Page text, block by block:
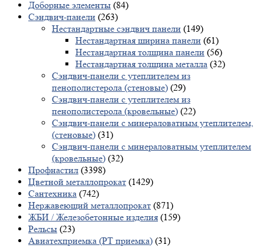
Доборные элементы (84)
Сэндвич-панели (263)
Нестандартные сэндвич панели (149)
Нестандартная ширина панели (61)
Нестандартная толщина панели (56)
Нестандартная толщина металла (32)
Сэндвич-панели с утеплителем из
пенополистерола (стеновые) (29)
Сэндвич-панели с утеплителем из
пенополистерола (кровельные) (22)
Сэндвич-панели с минераловатным утеплителем,
(стеновые) (31)
Сэндвич-панели с минераловатным утеплителем
(кровельные) (32)
Профнастил (3398)
Цветной металлопрокат (1429)
Сантехника (742)
Нержавеющий металлопрокат (871)
ЖБИ / Железобетонные изделия (159)
Рельсы (23)
Авиатехприемка (РТ приемка) (31)